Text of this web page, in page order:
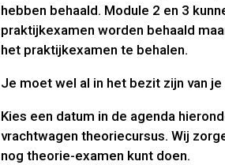
hebben behaald. Module 2 en 3
praktijkexamen worden behaald
het praktijkexamen te behalen.
Je moet wel al in het bezit zijn van
Kies een datum in de agenda
vrachtwagen theoriecursus. Wij
nog theorie-examen kunt doen.